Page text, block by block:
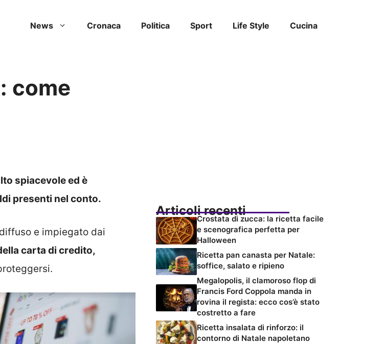
News Cronaca Politica Sport Life Style Cucina
come
spiacevole ed è
presenti nel conto.
e impiegato dai
carta di credito,
Articoli recenti
Crostata di zucca: la ricetta facile
e scenografica perfetta per
Halloween
Ricetta pan canasta per Natale:
soffice, salato e ripieno
Megalopolis, il clamoroso flop di
Francis Ford Coppola manda in
rovina il regista: ecco cos’è stato
costretto a fare
Ricetta insalata di rinforzo: il
contorno di Natale napoletano